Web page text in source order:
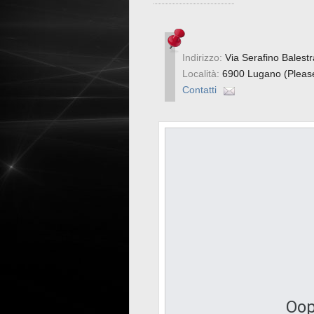
Indirizzo: Via Serafino
Località: 6900 Lugano
Contatti